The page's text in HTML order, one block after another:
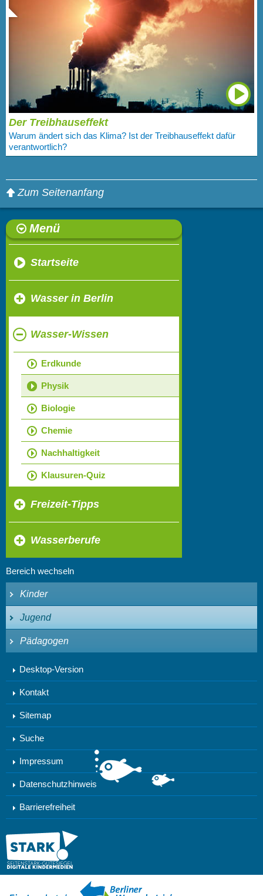
Der Treibhauseffekt
Warum ändert sich das Klima? Ist der Treibhauseffekt dafür
verantwortlich?
Zum Seitenanfang
Menü
Startseite
Wasser in Berlin
Wasser-Wissen
Erdkunde
Physik
Biologie
Chemie
Nachhaltigkeit
Klausuren-Quiz
Freizeit-Tipps
Wasserberufe
Bereich wechseln
Kinder
Jugend
Pädagogen
Desktop-Version
Kontakt
Sitemap
Suche
Impressum
Datenschutzhinweis
Barrierefreiheit